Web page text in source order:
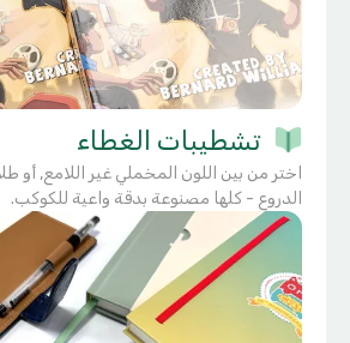
تشطيبات الغطاء
اختر من بين اللون المخملي غير اللامع, أو
الدروع - كلها مصنوعة بدقة واعية للكوكب.